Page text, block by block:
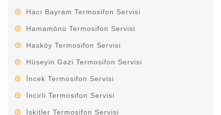
Hacı Bayram Termosifon Servisi
Hamamönü Termosifon Servisi
Hasköy Termosifon Servisi
Hüseyin Gazi Termosifon Servisi
İncek Termosifon Servisi
İncirli Termosifon Servisi
İskitler Termosifon Servisi